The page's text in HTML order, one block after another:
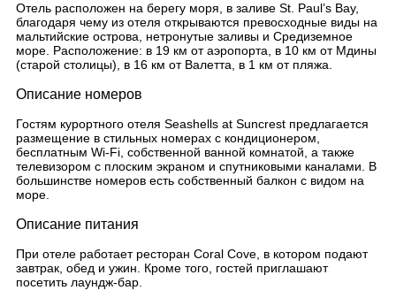
Отель расположен на берегу моря, в заливе St. Paul’s Bay,
благодаря чему из отеля открываются превосходные виды на
мальтийские острова, нетронутые заливы и Средиземное
море. Расположение: в 19 км от аэропорта, в 10 км от Мдины
(старой столицы), в 16 км от Валетта, в 1 км от пляжа.
Описание номеров
Гостям курортного отеля Seashells at Suncrest предлагается
размещение в стильных номерах с кондиционером,
бесплатным Wi-Fi, собственной ванной комнатой, а также
телевизором с плоским экраном и спутниковыми каналами. В
большинстве номеров есть собственный балкон с видом на
море.
Описание питания
При отеле работает ресторан Coral Cove, в котором подают
завтрак, обед и ужин. Кроме того, гостей приглашают
посетить лаундж-бар.